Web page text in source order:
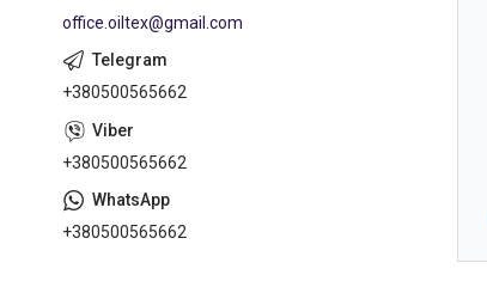
office.oiltex@gmail.com
+380500565662
+380500565662
+380500565662